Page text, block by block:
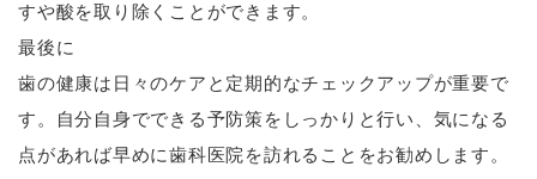
すや酸を取り除くことができます。
最後に
歯の健康は日々のケアと定期的なチェックアップが重要で
す。自分自身でできる予防策をしっかりと行い、気になる
点があれば早めに歯科医院を訪れることをお勧めします。